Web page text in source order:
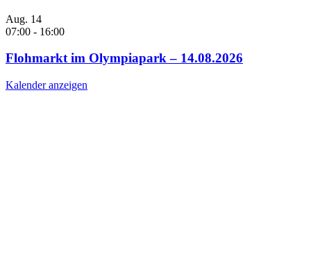
Aug. 14
07:00 - 16:00
Flohmarkt im Olympiapark – 14.08.2026
Kalender anzeigen